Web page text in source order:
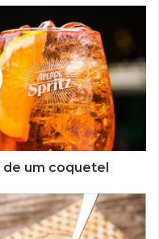
um coquetel